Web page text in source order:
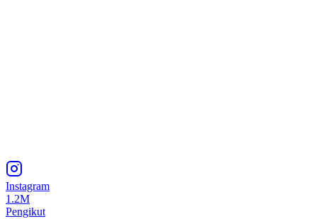
Instagram
1.2M
Pengikut